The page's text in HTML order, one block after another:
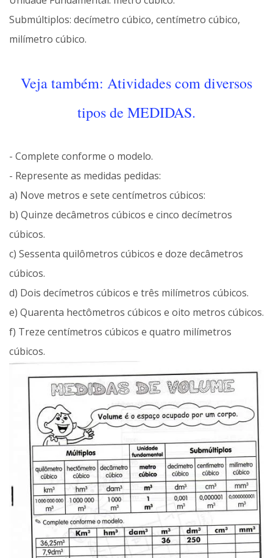
Submúltiplos: decímetro cúbico, centímetro cúbico,
milímetro cúbico.
Veja também: Atividades com diversos
tipos de MEDIDAS.
- Complete conforme o modelo.
- Represente as medidas pedidas:
a) Nove metros e sete centímetros cúbicos:
b) Quinze decâmetros cúbicos e cinco decímetros
cúbicos.
c) Sessenta quilômetros cúbicos e doze decâmetros
cúbicos.
d) Dois decímetros cúbicos e três milímetros cúbicos.
e) Quarenta hectômetros cúbicos e oito metros cúbicos.
f) Treze centímetros cúbicos e quatro milímetros
cúbicos.